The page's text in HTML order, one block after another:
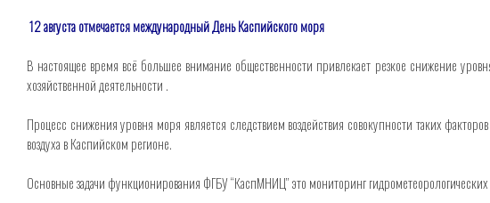
12 августа отмечается международный День Каспийского моря
В настоящее время всё большее внимание общественности привлекает резкое снижение
хозяйственной деятельности .
Процесс снижения уровня моря является следствием воздействия совокупности таких
воздуха в Каспийском регионе.
Основные задачи функционирования ФГБУ “КаспМНИЦ” это мониторинг